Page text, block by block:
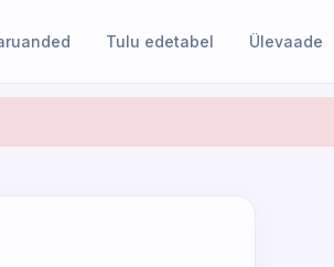
Tulu edetabel Ülevaade